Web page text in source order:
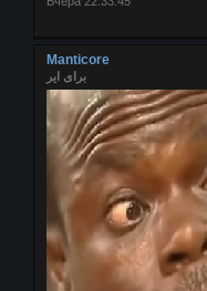
Manticore
برای ایر